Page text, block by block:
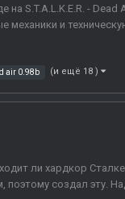
S.T.A.L.K.E.R. - Dead
и
air 0.98b (и ещё 18 )
ли хардкор
создал эту.